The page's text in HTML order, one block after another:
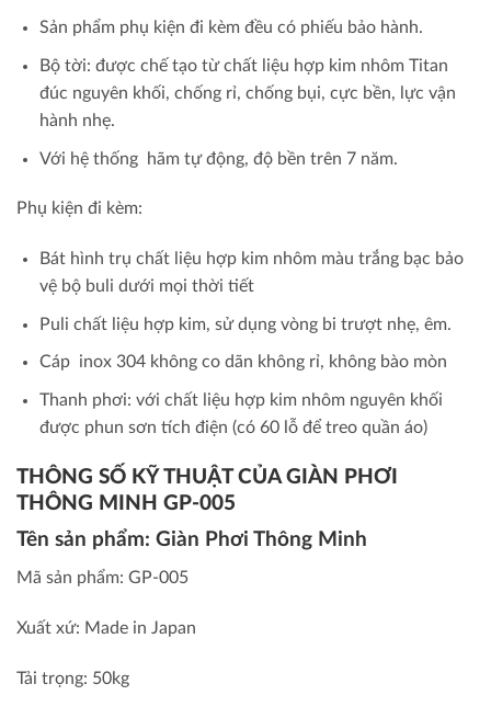
Sản phẩm phụ kiện đi kèm đều có phiếu bảo hành.
Bộ tời: được chế tạo từ chất liệu hợp kim nhôm Titan
đúc nguyên khối, chống rỉ, chống bụi, cực bền, lực vận
hành nhẹ.
Với hệ thống hãm tự động, độ bền trên 7 năm.
Phụ kiện đi kèm:
Bát hình trụ chất liệu hợp kim nhôm màu trắng bạc bảo
vệ bộ buli dưới mọi thời tiết
Puli chất liệu hợp kim, sử dụng vòng bi trượt nhẹ, êm.
Cáp inox 304 không co dãn không rỉ, không bào mòn
Thanh phơi: với chất liệu hợp kim nhôm nguyên khối
được phun sơn tích điện (có 60 lỗ để treo quần áo)
THÔNG SỐ KỸ THUẬT CỦA GIÀN PHƠI
THÔNG MINH GP-005
Tên sản phẩm: Giàn Phơi Thông Minh
Mã sản phẩm: GP-005
Xuất xứ: Made in Japan
Tải trọng: 50kg